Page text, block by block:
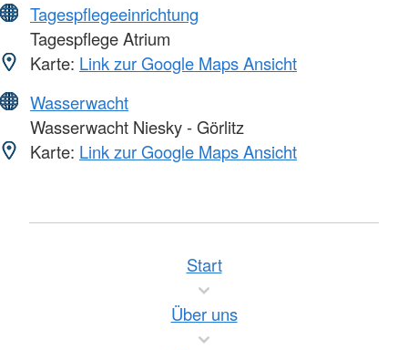
Tagespflegeeinrichtung
Tagespflege Atrium
Karte: Link zur Google Maps Ansicht
Wasserwacht
Wasserwacht Niesky - Görlitz
Karte: Link zur Google Maps Ansicht
Start
Über uns